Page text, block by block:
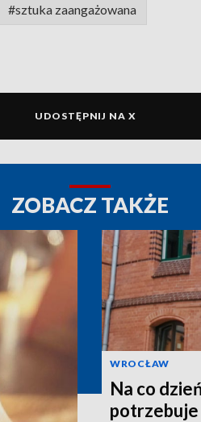
#sztuka zaangażowana
UDOSTĘPNIJ NA X
ZOBACZ TAKŻE
WROCŁAW
Na co